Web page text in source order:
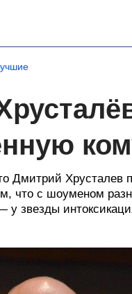
Дмитрий Хрусталев
что с шоуменом
у звезды